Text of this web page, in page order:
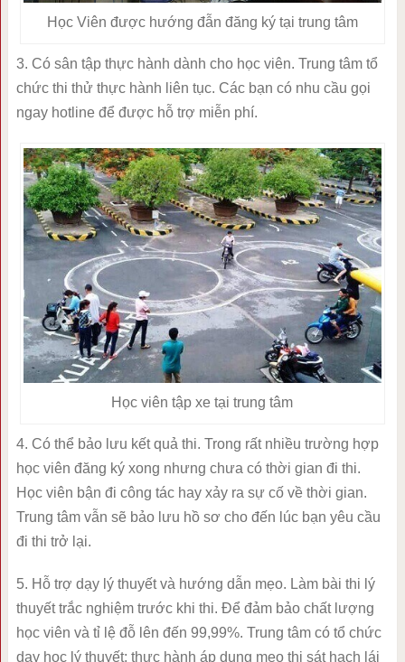
Học Viên được hướng đẫn đăng ký tại trung tâm
3. Có sân tập thực hành dành cho học viên. Trung tâm tổ
chức thi thử thực hành liên tục. Các bạn có nhu cầu gọi
ngay hotline để được hỗ trợ miễn phí.
Học viên tập xe tại trung tâm
4. Có thể bảo lưu kết quả thi. Trong rất nhiều trường hợp
học viên đăng ký xong nhưng chưa có thời gian đi thi.
Học viên bận đi công tác hay xảy ra sự cố về thời gian.
Trung tâm vẫn sẽ bảo lưu hồ sơ cho đến lúc bạn yêu cầu
đi thi trở lại.
5. Hỗ trợ dạy lý thuyết và hướng dẫn mẹo. Làm bài thi lý
thuyết trắc nghiệm trước khi thi. Để đảm bảo chất lượng
học viên và tỉ lệ đỗ lên đến 99,99%. Trung tâm có tổ chức
dạy học lý thuyết; thực hành áp dụng mẹo thi sát hạch lái